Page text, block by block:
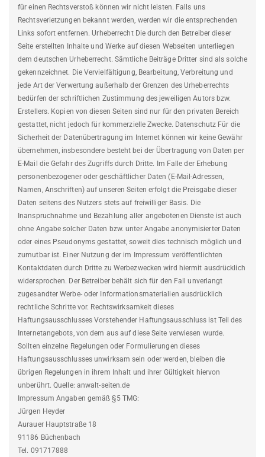
für einen Rechtsverstoß können wir nicht leisten. Falls uns
Rechtsverletzungen bekannt werden, werden wir die entsprechenden
Links sofort entfernen. Urheberrecht Die durch den Betreiber dieser
Seite erstellten Inhalte und Werke auf diesen Webseiten unterliegen
dem deutschen Urheberrecht. Sämtliche Beiträge Dritter sind als solche
gekennzeichnet. Die Vervielfältigung, Bearbeitung, Verbreitung und
jede Art der Verwertung außerhalb der Grenzen des Urheberrechts
bedürfen der schriftlichen Zustimmung des jeweiligen Autors bzw.
Erstellers. Kopien von diesen Seiten sind nur für den privaten Bereich
gestattet, nicht jedoch für kommerzielle Zwecke. Datenschutz Für die
Sicherheit der Datenübertragung im Internet können wir keine Gewähr
übernehmen, insbesondere besteht bei der Übertragung von Daten per
E-Mail die Gefahr des Zugriffs durch Dritte. Im Falle der Erhebung
personenbezogener oder geschäftlicher Daten (E-Mail-Adressen,
Namen, Anschriften) auf unseren Seiten erfolgt die Preisgabe dieser
Daten seitens des Nutzers stets auf freiwilliger Basis. Die
Inanspruchnahme und Bezahlung aller angebotenen Dienste ist auch
ohne Angabe solcher Daten bzw. unter Angabe anonymisierter Daten
oder eines Pseudonyms gestattet, soweit dies technisch möglich und
zumutbar ist. Einer Nutzung der im Impressum veröffentlichten
Kontaktdaten durch Dritte zu Werbezwecken wird hiermit ausdrücklich
widersprochen. Der Betreiber behält sich für den Fall unverlangt
zugesandter Werbe- oder Informationsmaterialien ausdrücklich
rechtliche Schritte vor. Rechtswirksamkeit dieses
Haftungsausschlusses Vorstehender Haftungsausschluss ist Teil des
Internetangebots, von dem aus auf diese Seite verwiesen wurde.
Sollten einzelne Regelungen oder Formulierungen dieses
Haftungsausschlusses unwirksam sein oder werden, bleiben die
übrigen Regelungen in ihrem Inhalt und ihrer Gültigkeit hiervon
unberührt. Quelle: anwalt-seiten.de
Impressum Angaben gemäß §5 TMG:
Jürgen Heyder
Aurauer Hauptstraße 18
91186 Büchenbach
Tel. 091717888